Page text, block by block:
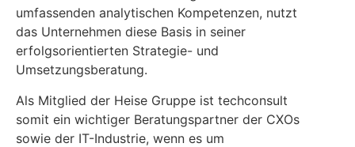
umfassenden analytischen Kompetenzen, nutzt
das Unternehmen diese Basis in seiner
erfolgsorientierten Strategie- und
Umsetzungsberatung.
Als Mitglied der Heise Gruppe ist techconsult
somit ein wichtiger Beratungspartner der CXOs
sowie der IT-Industrie, wenn es um